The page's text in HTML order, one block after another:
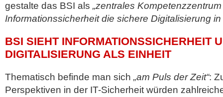
gestalte das BSI als „zentrales
Informationssicherheit die sichere Digitalisierung in
BSI SIEHT INFORMATIONSSICHERHEIT
DIGITALISIERUNG ALS EINHEIT
Thematisch befinde man sich „am Puls der Zeit“:
Perspektiven in der IT-Sicherheit würden